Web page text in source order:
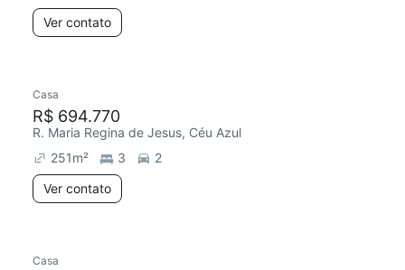
Ver contato
Casa
R$ 694.770
R. Maria Regina de Jesus, Céu Azul
251m² 3
2
Ver contato
Casa